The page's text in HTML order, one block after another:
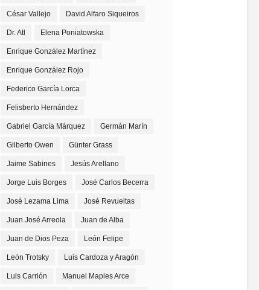
César Vallejo David Alfaro Siqueiros
Dr. Atl Elena Poniatowska
Enrique González Martínez
Enrique González Rojo
Federico García Lorca
Felisberto Hernández
Gabriel García Márquez Germán Marín
Gilberto Owen Günter Grass
Jaime Sabines Jesús Arellano
Jorge Luis Borges José Carlos Becerra
José Lezama Lima José Revueltas
Juan José Arreola Juan de Alba
Juan de Dios Peza León Felipe
León Trotsky Luis Cardoza y Aragón
Luis Carrión Manuel Maples Arce